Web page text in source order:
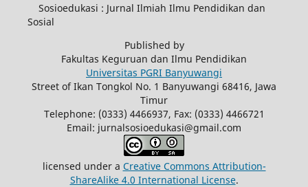
Sosioedukasi : Jurnal Ilmiah Ilmu Pendidikan dan
Sosial
Published by
Fakultas Keguruan dan Ilmu Pendidikan
Universitas PGRI Banyuwangi
Street of Ikan Tongkol No. 1 Banyuwangi 68416, Jawa
Timur
Telephone: (0333) 4466937, Fax: (0333) 4466721
Email: jurnalsosioedukasi@gmail.com
licensed under a Creative Commons Attribution-
ShareAlike 4.0 International License.